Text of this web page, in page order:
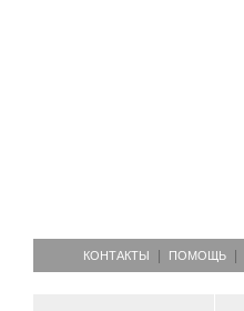
КОНТАКТЫ ПОМОЩЬ